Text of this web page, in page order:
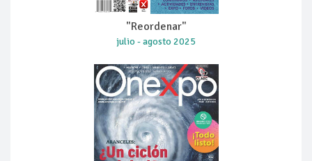
"Reordenar"
julio - agosto 2025